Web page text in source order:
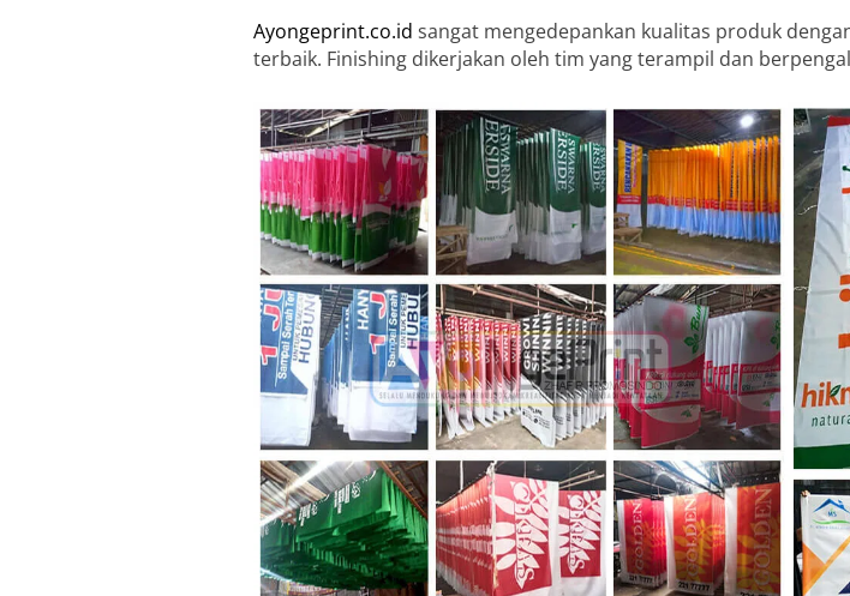
Ayongeprint.co.id sangat mengedepankan kualitas produk
terbaik. Finishing dikerjakan oleh tim yang terampil dan